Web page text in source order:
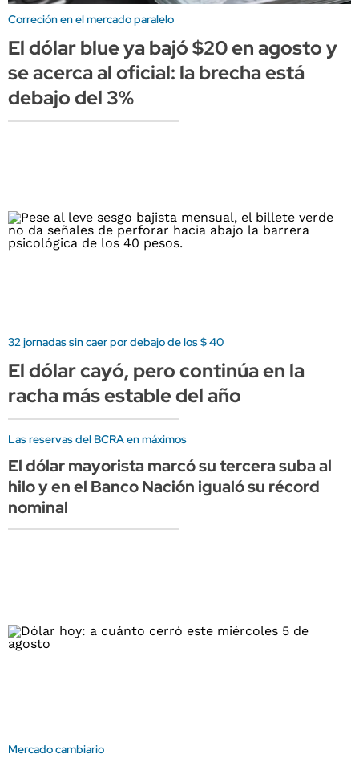
Correción en el mercado paralelo
El dólar blue ya bajó $20 en agosto y
se acerca al oficial: la brecha está
debajo del 3%
32 jornadas sin caer por debajo de los $ 40
El dólar cayó, pero continúa en la
racha más estable del año
Las reservas del BCRA en máximos
El dólar mayorista marcó su tercera suba al
hilo y en el Banco Nación igualó su récord
nominal
Mercado cambiario